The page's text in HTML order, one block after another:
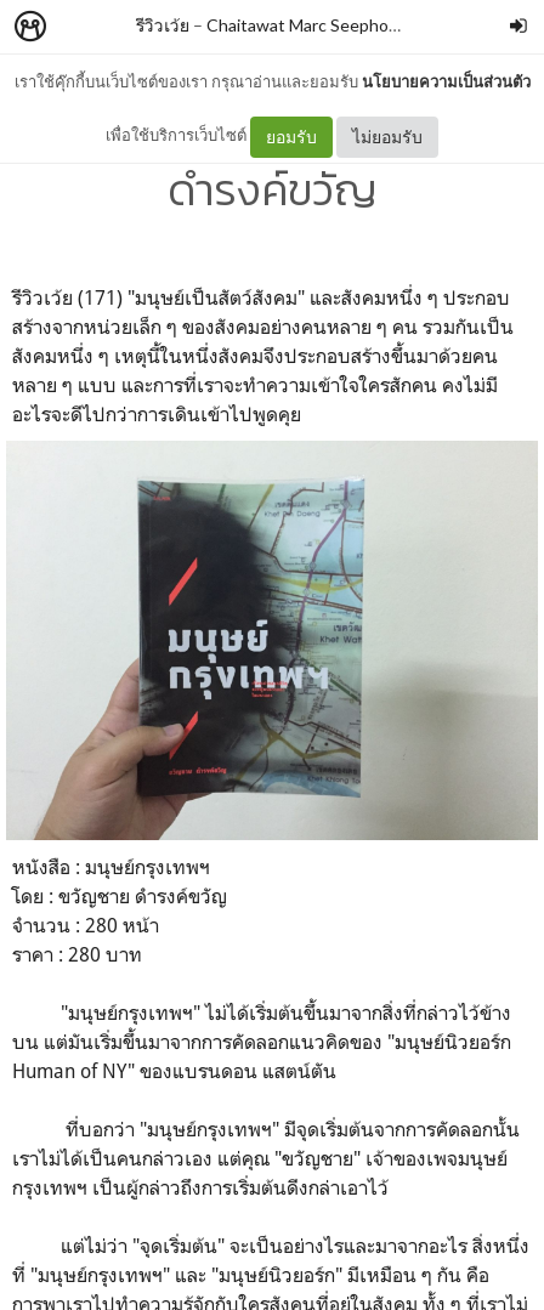
เราใช้คุ๊กกี้บนเว็บไซต์ของเรา กรุณาอ่านและยอมรับนโยบายความเป็นส่วนตัว
เพื่อใช้บริการเว็บไซต์ ยอมรับ ไม่ยอมรับ
รีวิวเว้ย – Chaitawat Marc Seephongsai
มนุษย์กรุงเทพฯ By ขวัญชาย
ดำรงค์ขวัญ
รีวิวเว้ย (171) "มนุษย์เป็นสัตว์สังคม" และสังคมหนึ่ง ๆ ประกอบ
สร้างจากหน่วยเล็ก ๆ ของสังคมอย่างคนหลาย ๆ คน รวมกันเป็น
สังคมหนึ่ง ๆ เหตุนี้ในหนึ่งสังคมจึงประกอบสร้างขึ้นมาด้วยคน
หลาย ๆ แบบ และการที่เราจะทำความเข้าใจใครสักคน คงไม่มี
อะไรจะดีไปกว่าการเดินเข้าไปพูดคุย
หนังสือ : มนุษย์กรุงเทพฯ
โดย : ขวัญชาย ดำรงค์ขวัญ
จำนวน : 280 หน้า
ราคา : 280 บาท
"มนุษย์กรุงเทพฯ" ไม่ได้เริ่มต้นขึ้นมาจากสิ่งที่กล่าวไว้ข้าง
บน แต่มันเริ่มขึ้นมาจากการคัดลอกแนวคิดของ "มนุษย์นิวยอร์ก
Human of NY" ของแบรนดอน แสตน์ตัน
ที่บอกว่า "มนุษย์กรุงเทพฯ" มีจุดเริ่มต้นจากการคัดลอกนั้น
เราไม่ได้เป็นคนกล่าวเอง แต่คุณ "ขวัญชาย" เจ้าของเพจมนุษย์
กรุงเทพฯ เป็นผู้กล่าวถึงการเริ่มต้นดีงกล่าเอาไว้
แต่ไม่ว่า "จุดเริ่มต้น" จะเป็นอย่างไรและมาจากอะไร สิ่งหนึ่ง
ที่ "มนุษย์กรุงเทพฯ" และ "มนุษย์นิวยอร์ก" มีเหมือน ๆ กัน คือ
การพาเราไปทำความรู้จักกับใครสังคนที่อยู่ในสังคม ทั้ง ๆ ที่เราไม่